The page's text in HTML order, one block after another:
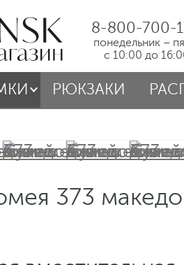
8-800-700-
понедельник –
с 10:00 до
РЮКЗАКИ
373